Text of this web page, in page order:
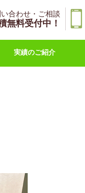
合わせ・ご相談
無料受付中！
実績のご紹介